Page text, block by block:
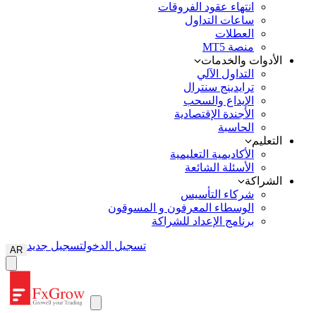
انتهاء عقود الفروقات
ساعات التداول
العطلات
منصة MT5
الأدوات والخدمات
التداول الآلي
ترايدينج سنترال
الإيداع والسحب
الأجندة الإقتصادية
الحاسبة
التعليم
الأكاديمية التعليمية
الأسئلة الشائعة
الشراكة
شركاء التأسيس
الوسطاء المعرفون و المسوقون
برنامج الإعداد للشراكة
AR تسجيل الدخولتسجيل جديد